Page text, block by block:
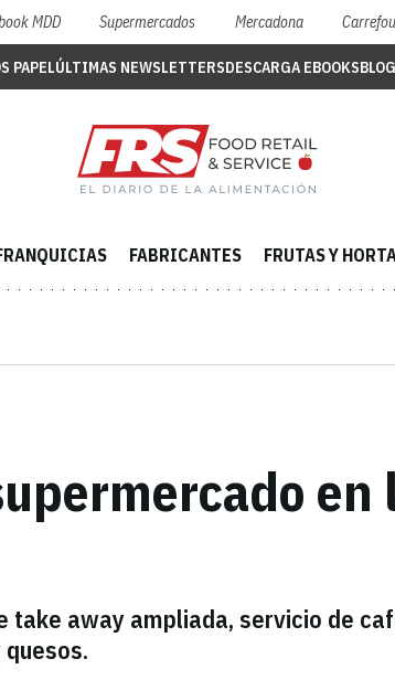
MDD Supermercados Mercadona
PAPELÚLTIMAS NEWSLETTERSDESCARGA EBOOKS
FABRICANTES FRUTAS Y
en
take away ampliada, servicio de